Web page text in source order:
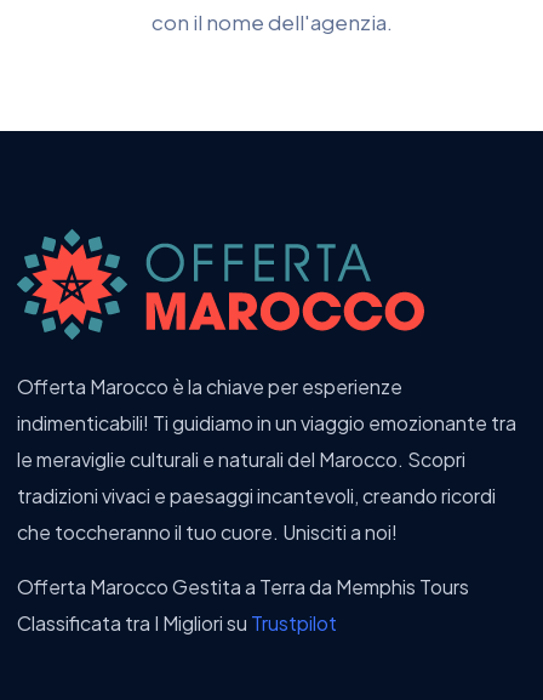
con il nome dell'agenzia.
Offerta Marocco è la chiave per esperienze
indimenticabili! Ti guidiamo in un viaggio emozionante tra
le meraviglie culturali e naturali del Marocco. Scopri
tradizioni vivaci e paesaggi incantevoli, creando ricordi
che toccheranno il tuo cuore. Unisciti a noi!
Offerta Marocco Gestita a Terra da Memphis Tours
Classificata tra I Migliori su Trustpilot